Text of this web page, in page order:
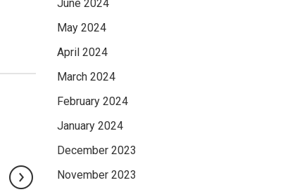
June 2024
May 2024
April 2024
March 2024
February 2024
January 2024
December 2023
November 2023